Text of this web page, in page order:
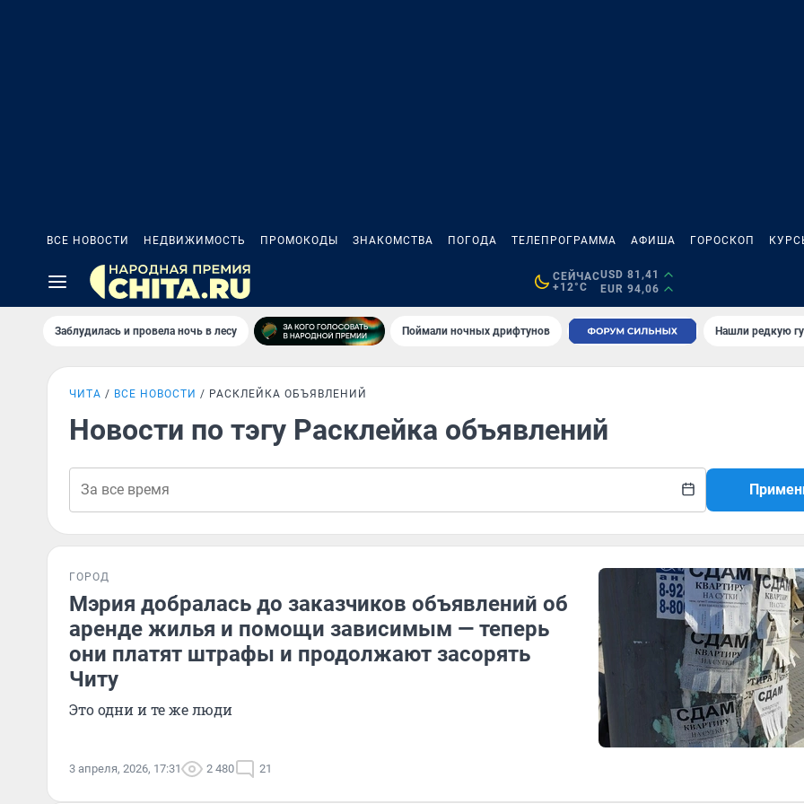
ВСЕ НОВОСТИ НЕДВИЖИМОСТЬ ПРОМОКОДЫ ЗНАКОМСТВА ПОГОДА ТЕЛЕПРОГРАММА АФИША ГОРОСКОП
СЕЙЧАС
+12°C
USD 81,41
EUR 94,06
Заблудилась и провела ночь в лесу Поймали ночных дрифтунов Нашли редкую
ЧИТА ВСЕ НОВОСТИ РАСКЛЕЙКА ОБЪЯВЛЕНИЙ
Новости по тэгу Расклейка объявлений
ГОРОД
Мэрия добралась до заказчиков объявлений об
аренде жилья и помощи зависимым — теперь
они платят штрафы и продолжают засорять
Читу
Это одни и те же люди
3 апреля, 2026, 17:31 2 480 21